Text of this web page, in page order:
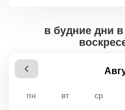
в будние дни
пн вт ср